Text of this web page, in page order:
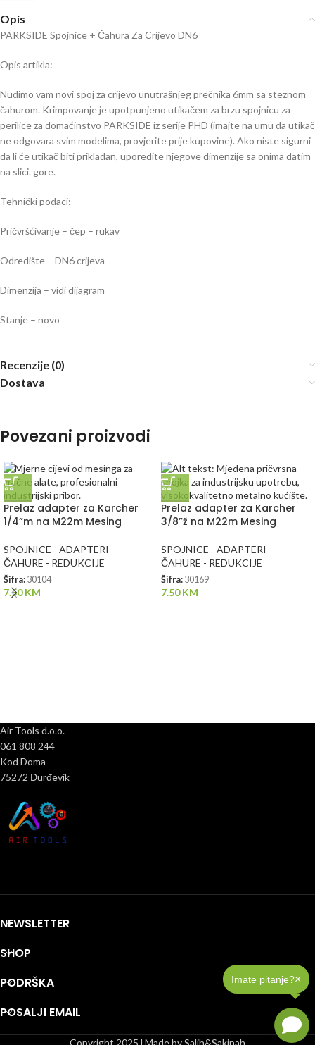
Opis
PARKSIDE Spojnice + Čahura Za Crijevo DN6
Opis artikla:
Nudimo vam novi spoj za crijevo unutrašnjeg prečnika 6mm sa steznom
čahurom. Krimpovanje je upotpunjeno utikačem za brzu spojnicu za
perilice za domaćinstvo PARKSIDE iz serije PHD (imajte na umu da utikač
ne odgovara svim modelima, provjerite prije kupovine). Ako niste sigurni
da li će utikač biti prikladan, uporedite njegove dimenzije sa onima datim
na slici. gore.
Tehnički podaci:
Pričvršćivanje – čep – rukav
Odredište – DN6 crijeva
Dimenzija – vidi dijagram
Stanje – novo
Recenzije (0)
Dostava
Povezani proizvodi
Prelaz adapter za Karcher
1/4”m na M22m Mesing
SPOJNICE - ADAPTERI -
ČAHURE - REDUKCIJE
Šifra: 30104
7.50KM
Prelaz adapter za Karcher
3/8”ž na M22m Mesing
SPOJNICE - ADAPTERI -
ČAHURE - REDUKCIJE
Šifra: 30169
7.50KM
Air Tools d.o.o.
061 808 244
Kod Doma
75272 Đurđevik
NEWSLETTER
SHOP
PODRŠKA
POSALJI EMAIL
Imate pitanje?×